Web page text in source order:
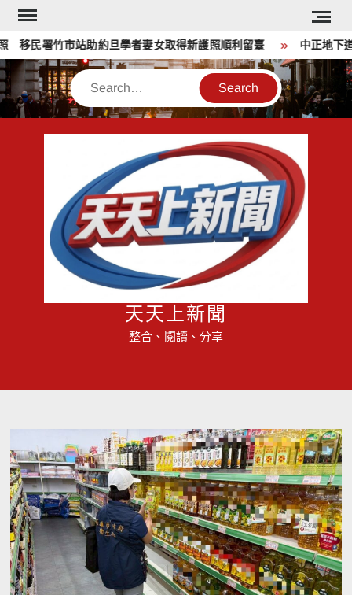
Skip
content
民署竹市站助約旦學者妻女取得新護照順利留臺 中正地下道
Search
天天上新聞
整合、閱讀、分享